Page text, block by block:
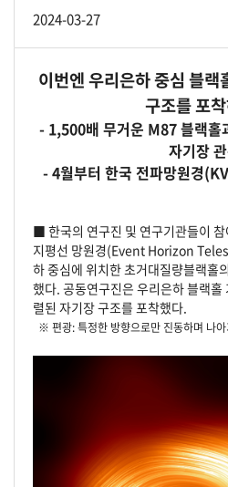
2024-03-27
이번엔 우리은하 중심 블랙
구조를 포
- 1,500배 무거운 M87 블랙홀
자기장
- 4월부터 한국 전파망원경
■ 한국의 연구진 및 연구기관들이
지평선 망원경(Event Horizon
하 중심에 위치한 초거대질량블랙홀
했다. 공동연구진은 우리은하 블랙홀
렬된 자기장 구조를 포착했다.
※ 편광: 특정한 방향으로만 진동하며 나